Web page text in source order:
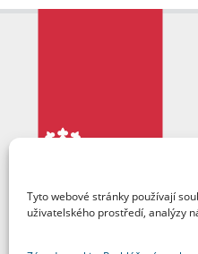
Tyto webové stránky používají
uživatelského prostředí, analýzy